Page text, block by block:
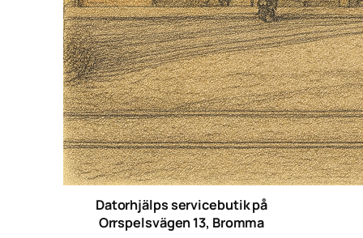
Datorhjälps servicebutik på
Orrspelsvägen 13, Bromma